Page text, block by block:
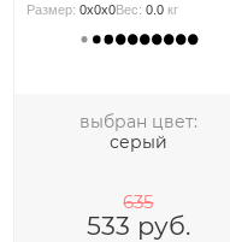
Размер:0x0x0Вес:0.0 кг
выбран цвет:
серый
635
533 руб.